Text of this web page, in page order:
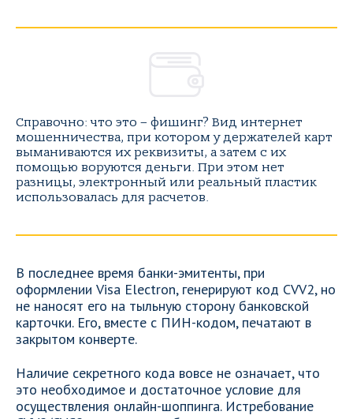
Справочно: что это – фишинг? Вид интернет
мошенничества, при котором у держателей карт
выманиваются их реквизиты, а затем с их
помощью воруются деньги. При этом нет
разницы, электронный или реальный пластик
использовалась для расчетов.
В последнее время банки-эмитенты, при
оформлении Visa Electron, генерируют код CVV2, но
не наносят его на тыльную сторону банковской
карточки. Его, вместе с ПИН-кодом, печатают в
закрытом конверте.
Наличие секретного кода вовсе не означает, что
это необходимое и достаточное условие для
осуществления онлайн-шоппинга. Истребование